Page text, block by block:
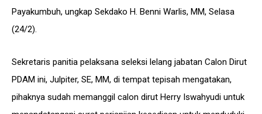
Payakumbuh, ungkap Sekdako H. Benni Warlis, MM, Selasa
(24/2).
Sekretaris panitia pelaksana seleksi lelang jabatan Calon Dirut
PDAM ini, Julpiter, SE, MM, di tempat tepisah mengatakan,
pihaknya sudah memanggil calon dirut Herry Iswahyudi untuk